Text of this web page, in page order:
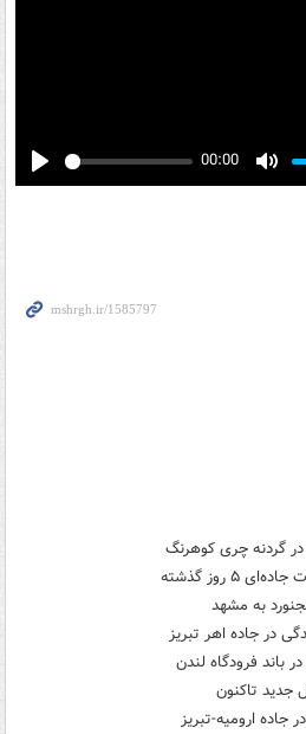
Play
00:00
Mute
در گردنه چری کوهرنگ
به مشهد
در جاده اهر تبریز
باند فرودگاه لندن
جاده ارومیه-تبریز